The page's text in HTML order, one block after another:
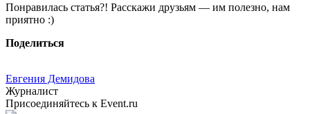
Понравилась статья?! Расскажи друзьям — им полезно, нам
приятно :)
Поделиться
Евгения Демидова
Журналист
Присоединяйтесь к Event.ru